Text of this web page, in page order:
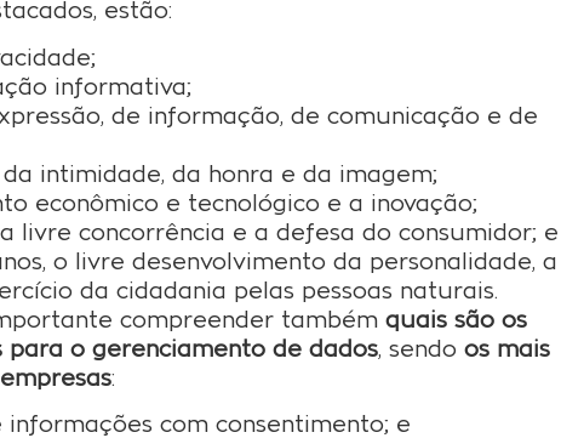
estão:
informativa;
de informação, de comunicação e de
intimidade, da honra e da imagem;
econômico e tecnológico e a inovação;
livre concorrência e a defesa do consumidor; e
o livre desenvolvimento da personalidade, a
da cidadania pelas pessoas naturais.
compreender também quais são os
para o gerenciamento de dados, sendo os mais
:
informações com consentimento; e